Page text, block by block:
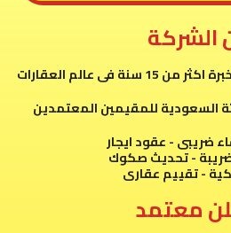
الشركة
فى عالم العقارات
السعودية للمقيمين المعتمدين
ضريبى - عقود ايجار
- تحديث صكوك
- تقييم عقارى
معتمد